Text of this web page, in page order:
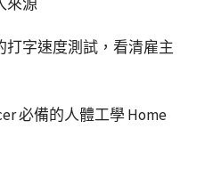
打字速度測試，看清雇主
必備的人體工學 Home